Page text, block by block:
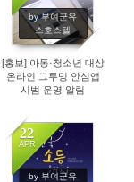
by 부여군유
스호스텔
3144
[홍보] 아동·청소년 대상
온라인 그루밍 안심앱
시범 운영 알림
22
APR
by 부여군유
3541